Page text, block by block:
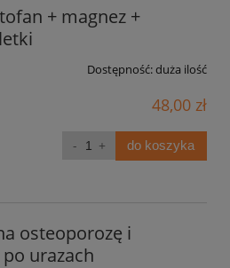
+ magnez +
Dostępność:duża ilość
48,00 zł
do koszyka
osteoporozę i
urazach